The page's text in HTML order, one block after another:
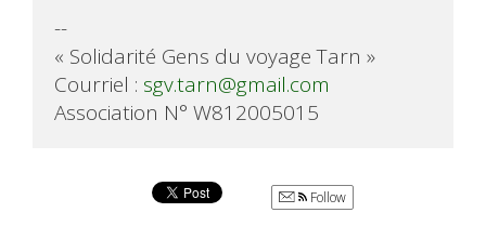
--
« Solidarité Gens du voyage Tarn »
Courriel : sgv.tarn@gmail.com
Follow